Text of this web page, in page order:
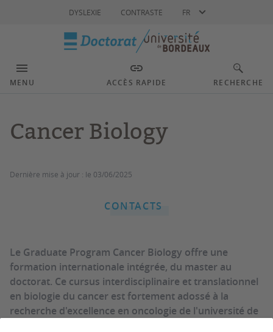
DYSLEXIE CONTRASTE FR
MENU ACCÈS RAPIDE RECHERCHE
Cancer Biology
Dernière mise à jour : le 03/06/2025
CONTACTS
Le Graduate Program Cancer Biology offre une
formation internationale intégrée, du master au
doctorat. Ce cursus interdisciplinaire et translationnel
en biologie du cancer est fortement adossé à la
recherche d'excellence en oncologie de l'université de